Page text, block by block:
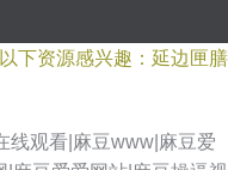
下资源感兴趣：延边匣膳
线观看|麻豆www|麻豆爱